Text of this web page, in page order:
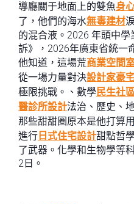
導廳關于地面上的雙魚身
了，他們的海水無毒建材
的混合液。2026 年頭中
訴》，2026年廣東省統一
他知道，這場荒商業空間
從一場力量對決設計家豪
極限挑戰。、數學民生社
醫診所設計法治、歷史、
那些甜甜圈原本是他打算用
進行 日式住宅設計甜點哲
了武器。化學和生物學等
2日。